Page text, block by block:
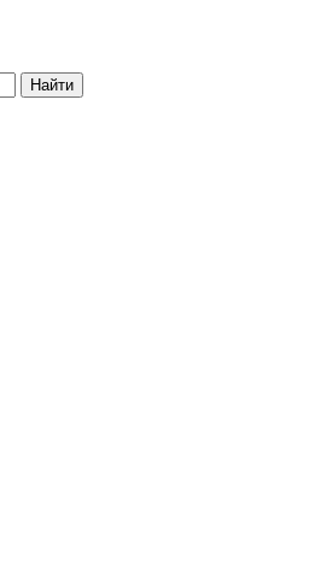
Найти